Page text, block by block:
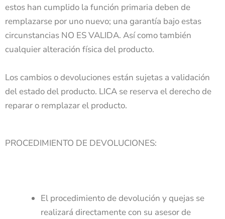
estos han cumplido la función primaria deben de
remplazarse por uno nuevo; una garantía bajo estas
circunstancias NO ES VALIDA. Así como también
cualquier alteración física del producto.
Los cambios o devoluciones están sujetas a validación
del estado del producto. LICA se reserva el derecho de
reparar o remplazar el producto.
PROCEDIMIENTO DE DEVOLUCIONES:
El procedimiento de devolución y quejas se
realizará directamente con su asesor de